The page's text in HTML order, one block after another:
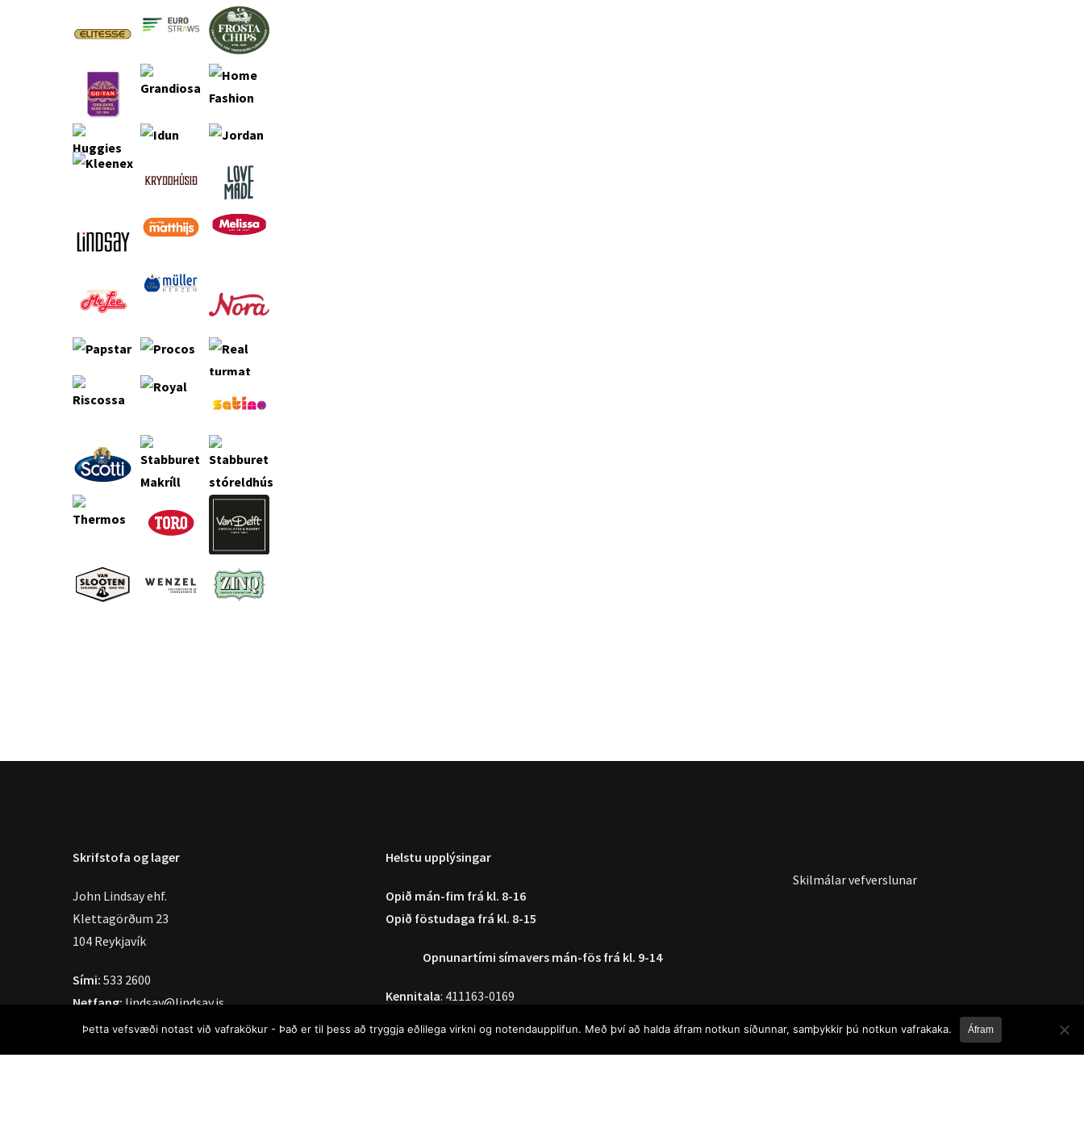
Skrifstofa og lager
John Lindsay ehf.
Klettagörðum 23
104 Reykjavík
Sími: 533 2600
Netfang: lindsay@lindsay.is
Helstu upplýsingar
Opið mán-fim frá kl. 8-16
Opið föstudaga frá kl. 8-15
Opnunartími símavers mán-fös frá kl. 9-14
Kennitala: 411163-0169
Skilmálar vefverslunar
Þetta vefsvæði notast við vafrakökur - Það er til þess að tryggja eðlilega virkni og notendaupplifun. Með því að halda áfram notkun síðunnar, samþykkir þú notkun vafrakaka. Áfram